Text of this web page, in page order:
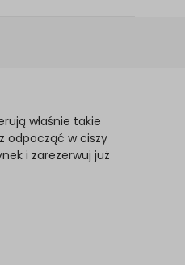
właśnie takie
odpocząć w ciszy
i zarezerwuj już